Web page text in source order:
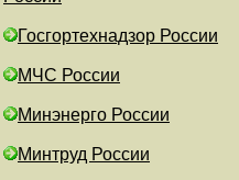
Госгортехнадзор России
МЧС России
Минэнерго России
Минтруд России